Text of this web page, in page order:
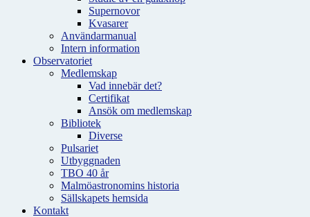
Supernovor
Kvasarer
Användarmanual
Intern information
Observatoriet
Medlemskap
Vad innebär det?
Certifikat
Ansök om medlemskap
Bibliotek
Diverse
Pulsariet
Utbyggnaden
TBO 40 år
Malmöastronomins historia
Sällskapets hemsida
Kontakt